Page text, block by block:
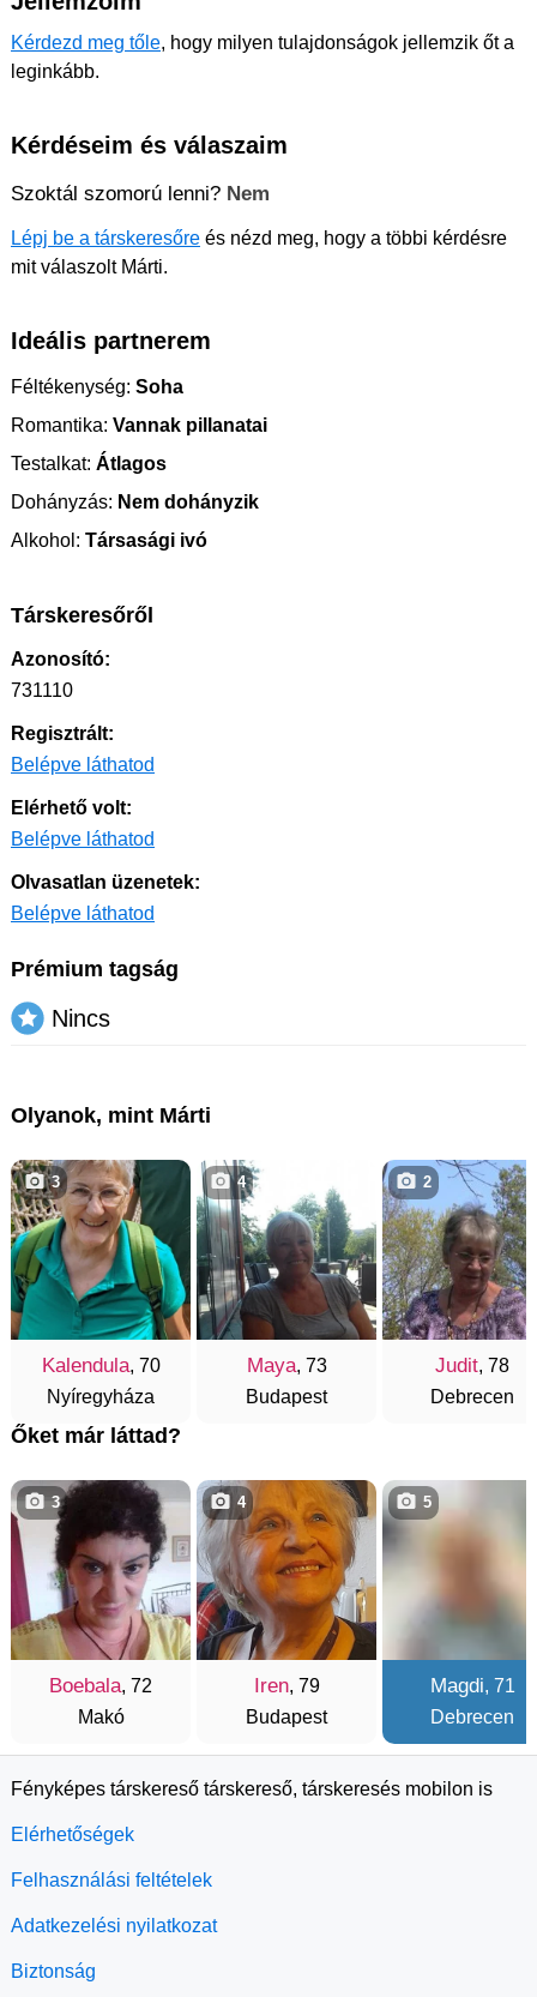
Kérdezd meg tőle, hogy milyen tulajdonságok jellemzik őt a
leginkább.
Kérdéseim és válaszaim
Szoktál szomorú lenni? Nem
Lépj be a társkeresőre és nézd meg, hogy a többi kérdésre
mit válaszolt Márti.
Ideális partnerem
Féltékenység: Soha
Romantika: Vannak pillanatai
Testalkat: Átlagos
Dohányzás: Nem dohányzik
Alkohol: Társasági ivó
Társkeresőről
Azonosító:
731110
Regisztrált:
Belépve láthatod
Elérhető volt:
Belépve láthatod
Olvasatlan üzenetek:
Belépve láthatod
Prémium tagság
Nincs
Olyanok, mint Márti
Kalendula, 70
Nyíregyháza
3
Maya, 73
Budapest
4
Judit, 78
Debrecen
2
Őket már láttad?
Boebala, 72
Makó
3
Iren, 79
Budapest
4
Magdi, 71
Debrecen
5
Fényképes társkereső társkereső, társkeresés mobilon is
Elérhetőségek
Felhasználási feltételek
Adatkezelési nyilatkozat
Biztonság